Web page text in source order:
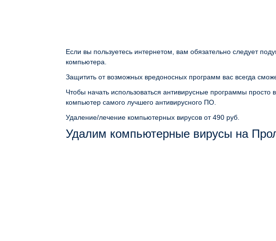
Если вы пользуетесь интернетом, вам обязательно следует
компьютера.
Защитить от возможных вредоносных программ вас всегда
Чтобы начать использоваться антивирусные программы просто
компьютер самого лучшего антивирусного ПО.
Удаление/лечение компьютерных вирусов от 490 руб.
Удалим компьютерные вирусы на